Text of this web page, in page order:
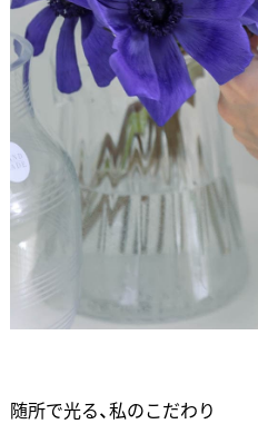
随所で光る、私のこだわり